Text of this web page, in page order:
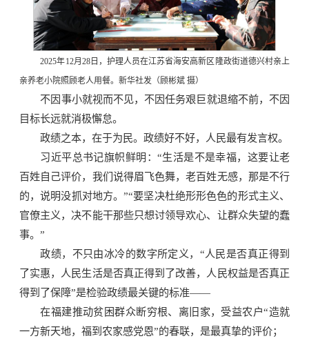
2025年12月28日，护理人员在江苏省海安高新区隆政街道德兴村亲上
亲养老小院照顾老人用餐。新华社发（顾彬斌 摄）
不因事小就视而不见，不因任务艰巨就退缩不前，不因
目标长远就消极懈怠。
政绩之本，在于为民。政绩好不好，人民最有发言权。
习近平总书记旗帜鲜明：“生活是不是幸福，这要让老
百姓自己评价，我们说得眉飞色舞，老百姓无感，那是不行
的，说明没抓对地方。”“要坚决杜绝形形色色的形式主义、
官僚主义，决不能干那些只想讨领导欢心、让群众失望的蠢
事。”
政绩，不只由冰冷的数字所定义，“人民是否真正得到
了实惠，人民生活是否真正得到了改善，人民权益是否真正
得到了保障”是检验政绩最关键的标准——
在福建推动贫困群众断穷根、离旧家，受益农户“造就
一方新天地，福到农家感党恩”的春联，是最真挚的评价；